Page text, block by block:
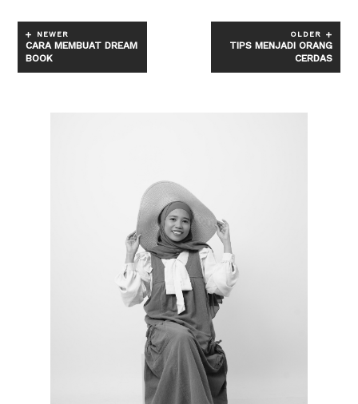
NEWER
CARA MEMBUAT DREAM
BOOK
OLDER
TIPS MENJADI ORANG
CERDAS